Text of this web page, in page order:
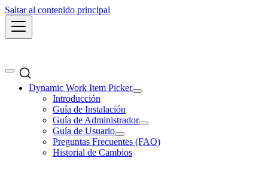
Saltar al contenido principal
Dynamic Work Item Picker
Introducción
Guía de Instalación
Guía de Administrador
Guía de Usuario
Preguntas Frecuentes (FAQ)
Historial de Cambios